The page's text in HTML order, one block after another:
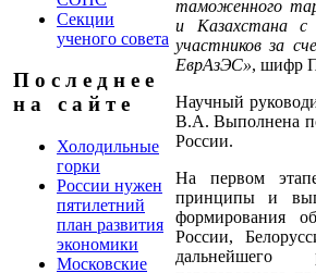
Секции
ученого совета
П о с л е д н е е
н а с а й т е
Холодильные
горки
России нужен
пятилетний
план развития
экономики
Московские
таможенного
и Казахстана с
участников за
ЕврАзЭС», шифр
Научный
В.А. Выполнена
России.
На первом
принципы и
формирования
России,
дальнейшего